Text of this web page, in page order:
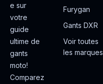
e sur
votre
guide
ultime de
gants
moto!
Comparez
Furygan
Gants DXR
Voir toutes
les marques